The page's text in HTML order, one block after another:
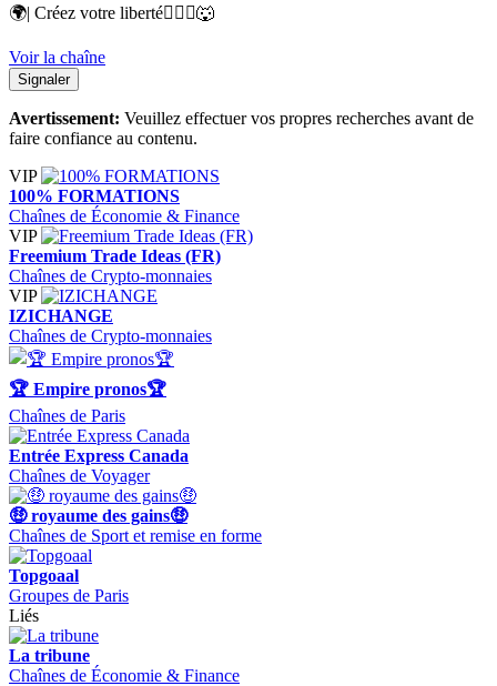
🌍| Créez votre liberté🧍🏽‍♂️🐺
Voir la chaîne
Signaler
Avertissement: Veuillez effectuer vos propres recherches avant de
faire confiance au contenu.
VIP
100% FORMATIONS
Chaînes de Économie & Finance
VIP
Freemium Trade Ideas (FR)
Chaînes de Crypto-monnaies
VIP
IZICHANGE
Chaînes de Crypto-monnaies
🏆 Empire pronos🏆
Chaînes de Paris
Entrée Express Canada
Chaînes de Voyager
🤑 royaume des gains🤑
Chaînes de Sport et remise en forme
Topgoaal
Groupes de Paris
Liés
La tribune
Chaînes de Économie & Finance